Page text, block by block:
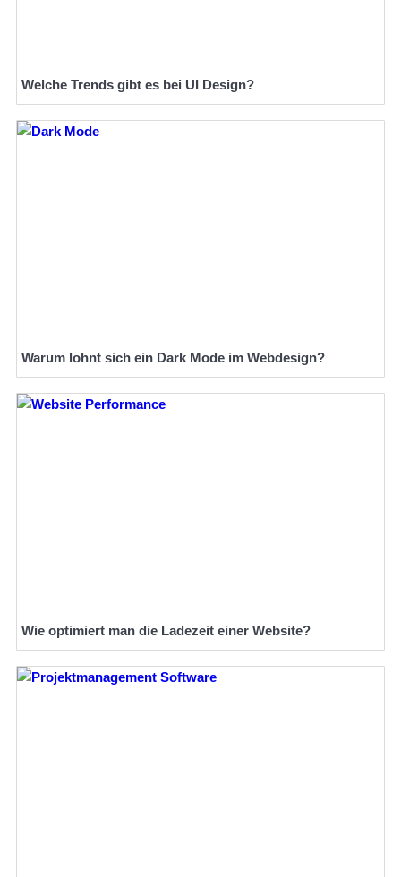
Welche Trends gibt es bei UI Design?
Warum lohnt sich ein Dark Mode im Webdesign?
Wie optimiert man die Ladezeit einer Website?